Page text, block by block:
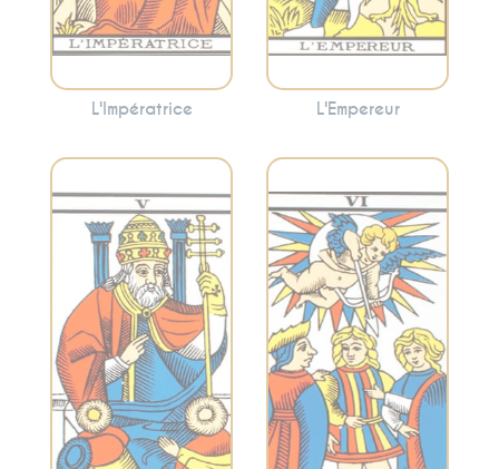
L'Impératrice
objectifs.
L'Empereur
Incarne la
tradition, la
spiritualité et
l’enseignement.
Cette carte peut
signaler la
recherche de
conseils spirituels
ou la nécessité de
suivre des normes
Symbolise les
choix, les relations
et les dilemmes.
Cette carte peut
refléter une
décision
importante à
prendre ou
l’harmonie et la
synergie dans les